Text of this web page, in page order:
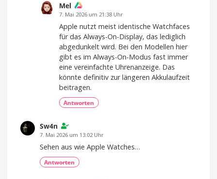
Mel
7. Mai 2026 um 21:38 Uhr
Apple nutzt meist identische Watchfaces
für das Always-On-Display, das lediglich
abgedunkelt wird. Bei den Modellen hier
gibt es im Always-On-Modus fast immer
eine vereinfachte Uhrenanzeige. Das
könnte definitiv zur längeren Akkulaufzeit
beitragen.
Antworten
Sw4n
7. Mai 2026 um 13:02 Uhr
Sehen aus wie Apple Watches…
Antworten